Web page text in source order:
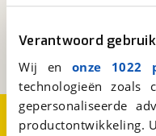
Verantwoord
Wij en onze 1022
technologieën
gepersonaliseerde
productontwikkeling.
Een initiatief van
Over viaBOVAG.nl
Cookievoorkeuren